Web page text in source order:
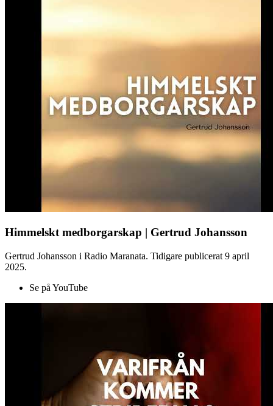
Himmelskt medborgarskap | Gertrud Johansson
Gertrud Johansson i Radio Maranata. Tidigare publicerat 9 april
2025.
Se på YouTube